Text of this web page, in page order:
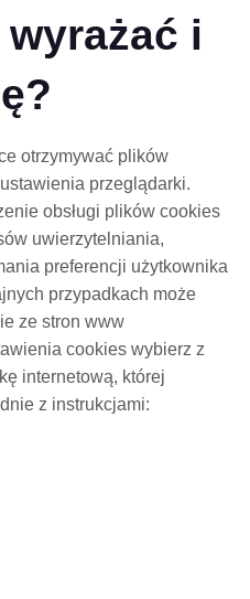
i
otrzymywać plików
przeglądarki.
obsługi plików cookies
uwierzytelniania,
preferencji użytkownika
przypadkach może
ze stron www
cookies wybierz z
internetową, której
z instrukcjami: